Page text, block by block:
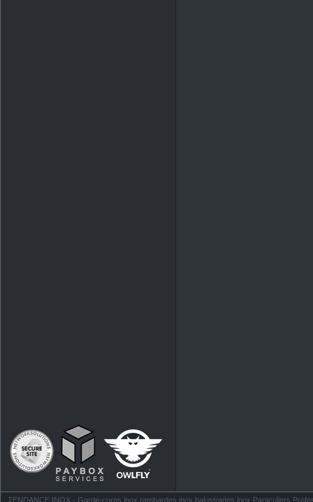
TENDANCE INOX - Garde-corps inox rambardes inox balustrades inox Particuliers